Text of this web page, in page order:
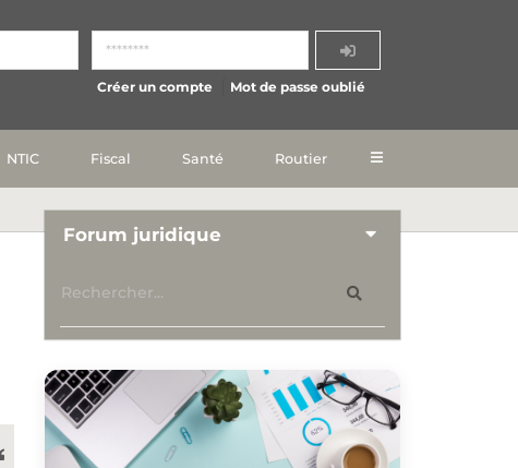
Créer un compte Mot de passe oublié
NTIC Fiscal Santé Routier
Forum juridique